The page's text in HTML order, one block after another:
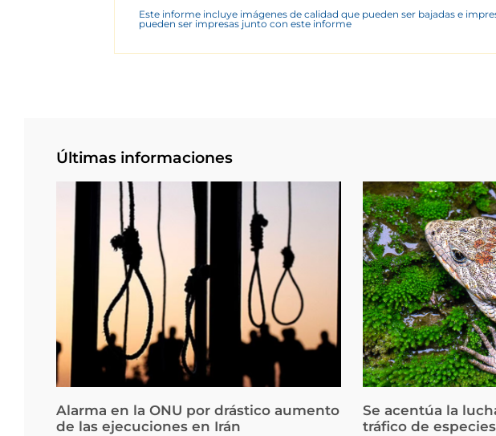
Este informe incluye imágenes de calidad que pueden ser bajadas e
pueden ser impresas junto con este informe
Últimas informaciones
Alarma en la ONU por drástico aumento
de las ejecuciones en Irán
Se acentúa la
tráfico de especies